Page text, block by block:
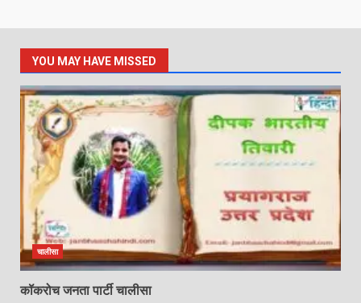
YOU MAY HAVE MISSED
चालीसा
कॉकरोच जनता पार्टी चालीसा